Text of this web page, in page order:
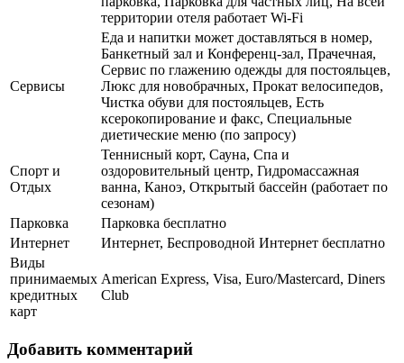
территории отеля работает Wi-Fi
Сервисы
Еда и напитки может доставляться в номер,
Банкетный зал и Конференц-зал, Прачечная,
Сервис по глажению одежды для постояльцев,
Люкс для новобрачных, Прокат велосипедов,
Чистка обуви для постояльцев, Есть
ксерокопирование и факс, Специальные
диетические меню (по запросу)
Спорт и
Отдых
Теннисный корт, Сауна, Спа и
оздоровительный центр, Гидромассажная
ванна, Каноэ, Открытый бассейн (работает по
сезонам)
Парковка
Парковка бесплатно
Интернет
Интернет, Беспроводной Интернет бесплатно
Виды
принимаемых
кредитных
карт
American Express, Visa, Euro/Mastercard, Diners
Club
Добавить комментарий